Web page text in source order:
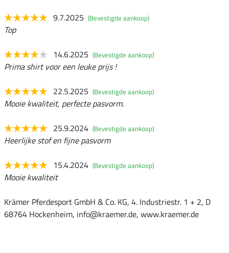
9.7.2025 (Bevestigde aankoop)
Top
14.6.2025 (Bevestigde aankoop)
Prima shirt voor een leuke prijs !
22.5.2025 (Bevestigde aankoop)
Mooie kwaliteit, perfecte pasvorm.
25.9.2024 (Bevestigde aankoop)
Heerlijke stof en fijne pasvorm
15.4.2024 (Bevestigde aankoop)
Mooie kwaliteit
Krämer Pferdesport GmbH & Co. KG, 4. Industriestr. 1 + 2, D
68764 Hockenheim, info@kraemer.de, www.kraemer.de